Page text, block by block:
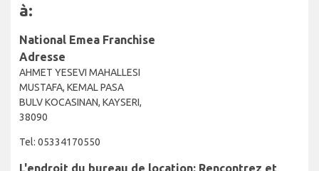
à:
National Emea Franchise
Adresse
AHMET YESEVI MAHALLESI
MUSTAFA, KEMAL PASA
BULV KOCASINAN, KAYSERI,
38090
Tel: 05334170550
L'endroit du bureau de location: Rencontrez et